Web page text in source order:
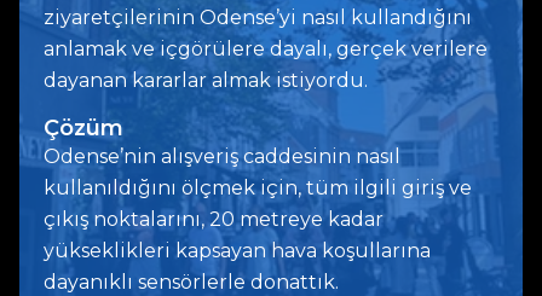
ziyaretçilerinin Odense’yi nasıl kullandığını
anlamak ve içgörülere dayalı, gerçek verilere
dayanan kararlar almak istiyordu.
Çözüm
Odense’nin alışveriş caddesinin nasıl
kullanıldığını ölçmek için, tüm ilgili giriş ve
çıkış noktalarını, 20 metreye kadar
yükseklikleri kapsayan hava koşullarına
dayanıklı sensörlerle donattık.